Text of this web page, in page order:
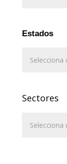
Estados
Sectores